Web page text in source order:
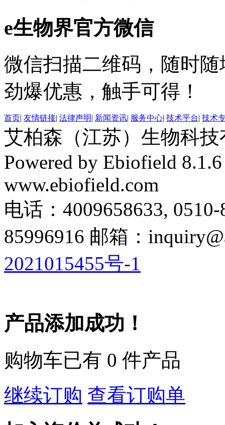
e生物界官方微信
微信扫描二维码，随时
劲爆优惠，触手可得！
首页| 友情链接| 法律声明| 新闻资讯| 服务中心| 技术平台| 技术
艾柏森（江苏）生物科技
Powered by Ebiofield
www.ebiofield.com
电话：4009658633,
85996916 邮箱：
2021015455号-1
产品添加成功！
购物车已有 0 件产品
继续订购 查看订购单